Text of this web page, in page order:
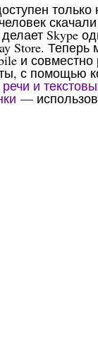
скачали
Skype
Store.
и совместно
с помощью
и
—